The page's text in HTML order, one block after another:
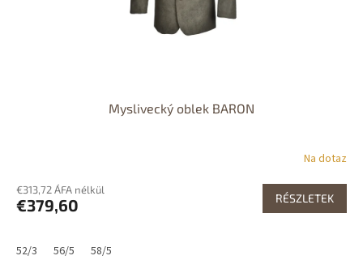
Myslivecký oblek BARON
Na dotaz
€313,72 ÁFA nélkül
€379,60 RÉSZLETEK
52/3 56/5 58/5